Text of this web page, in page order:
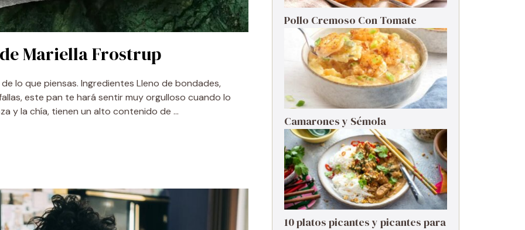
Mariella Frostrup
lo que piensas. Ingredientes Lleno de bondades,
este pan te hará sentir muy orgulloso cuando lo
y la chía, tienen un alto contenido de …
Pollo Cremoso Con Tomate
Camarones y Sémola
10 platos picantes y picantes para